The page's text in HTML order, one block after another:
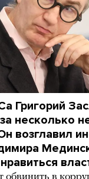
Григорий
несколько
возглавил